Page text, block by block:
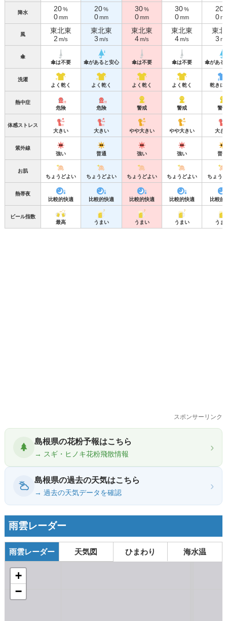
降水 20%
0mm
20%
0mm
30%
0mm
30%
0mm
20
0
風
東北東
2 m/s
東北東
3 m/s
東北東
4m/s
東北東
4m/s
東
3
傘
傘は不要
傘があると安心 傘は不要 傘は不要 傘がある
洗濯
よく乾く
よく乾く よく乾く よく乾く 乾きに
熱中症
危険
危険 警戒 警戒 警戒
体感ストレス
大きい
大きい やや大きい やや大きい 大き
紫外線
強い
普通 強い 強い 普通
お肌
ちょうどよい
ちょうどよい ちょうどよい ちょうどよい ちょう
熱帯夜
比較的快適
比較的快適 比較的快適 比較的快適 比較的
ビール指数
最高
うまい うまい うまい うま
スポンサーリンク
島根県の花粉予報はこちら
→ スギ・ヒノキ花粉飛散情報
›
島根県の過去の天気はこちら
→ 過去の天気データを確認
›
雨雲レーダー
雨雲レーダー 天気図 ひまわり 海水温
+
−